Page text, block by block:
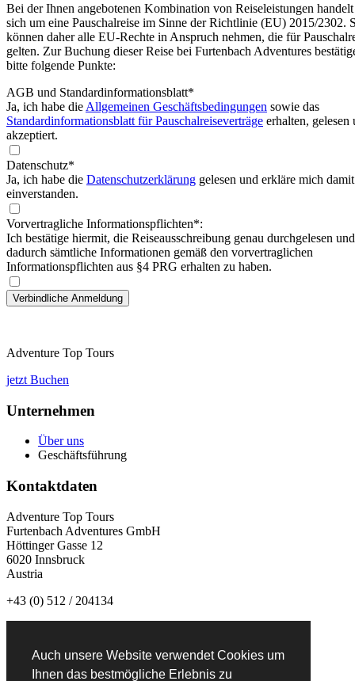
Auch unsere Website verwendet Cookies um
Ihnen das bestmögliche Erlebnis zu
Bei der Ihnen angebotenen Kombination von Reiseleistungen handelt
sich um eine Pauschalreise im Sinne der Richtlinie (EU) 2015/2302.
können daher alle EU-Rechte in Anspruch nehmen, die für
gelten. Zur Buchung dieser Reise bei Furtenbach Adventures
bitte folgende Punkte:
AGB und Standardinformationsblatt*
Ja, ich habe die Allgemeinen Geschäftsbedingungen sowie das
Standardinformationsblatt für Pauschalreiseverträge erhalten, gelesen
akzeptiert.
Datenschutz*
Ja, ich habe die Datenschutzerklärung gelesen und erkläre mich damit
einverstanden.
Vorvertragliche Informationspflichten*:
Ich bestätige hiermit, die Reiseausschreibung genau durchgelesen und
dadurch sämtliche Informationen gemäß den vorvertraglichen
Informationspflichten aus §4 PRG erhalten zu haben.
Adventure Top Tours
jetzt Buchen
Unternehmen
Über uns
Geschäftsführung
Kontaktdaten
Adventure Top Tours
Furtenbach Adventures GmbH
Höttinger Gasse 12
6020 Innsbruck
Austria
+43 (0) 512 / 204134
Newsletteranmeldung: